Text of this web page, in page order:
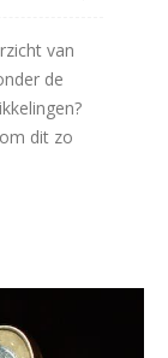
van
de
dit zo